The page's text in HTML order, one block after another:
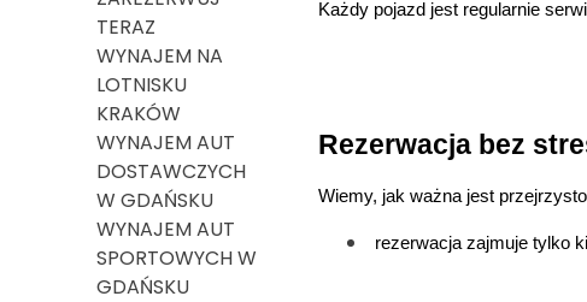
TERAZ
WYNAJEM NA
LOTNISKU
KRAKÓW
WYNAJEM AUT
DOSTAWCZYCH
W GDAŃSKU
WYNAJEM AUT
SPORTOWYCH W
GDAŃSKU
Każdy pojazd jest regularnie
Rezerwacja bez
Wiemy, jak ważna jest
rezerwacja zajmuje tylko